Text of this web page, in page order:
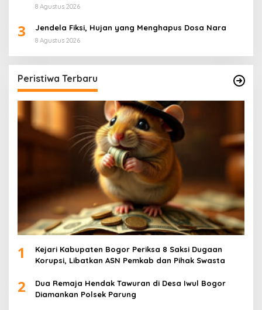
8 Agustus 2026
3 Jendela Fiksi, Hujan yang Menghapus Dosa Nara
8 Agustus 2026
Peristiwa Terbaru
1
Kejari Kabupaten Bogor Periksa 8 Saksi Dugaan
Korupsi, Libatkan ASN Pemkab dan Pihak Swasta
2
Dua Remaja Hendak Tawuran di Desa Iwul Bogor
Diamankan Polsek Parung